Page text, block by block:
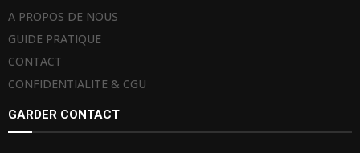
A PROPOS DE NOUS
GUIDE PRATIQUE
CONTACT
CONFIDENTIALITE & CGU
GARDER CONTACT